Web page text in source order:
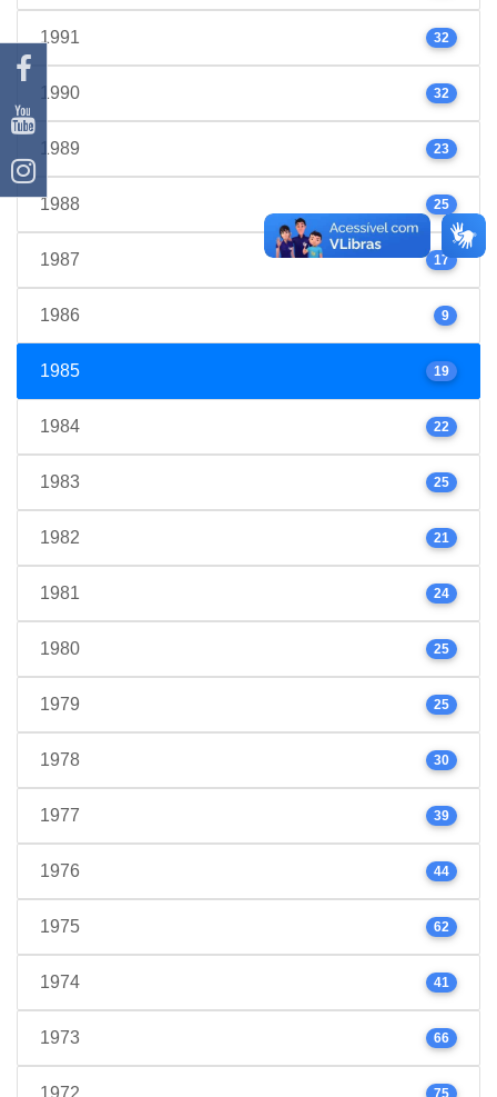
1991 32
1990 32
1989 23
1988 25
1987 17
1986 9
1985 19
1984 22
1983 25
1982 21
1981 24
1980 25
1979 25
1978 30
1977 39
1976 44
1975 62
1974 41
1973 66
1972 75